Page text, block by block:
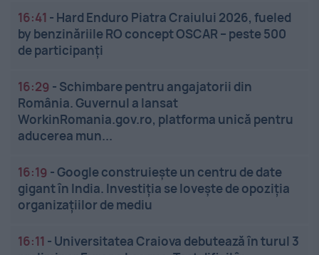
16:41 - Hard Enduro Piatra Craiului 2026, fueled
by benzinăriile RO concept OSCAR – peste 500
de participanți
16:29 - Schimbare pentru angajatorii din
România. Guvernul a lansat
WorkinRomania.gov.ro, platforma unică pentru
aducerea mun...
16:19 -Google construiește un centru de date
gigant în India. Investiția se lovește de opoziția
organizațiilor de mediu
16:11 - Universitatea Craiova debutează în turul 3